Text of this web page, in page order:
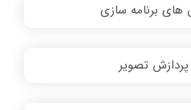
های برنامه سازی
تصویر